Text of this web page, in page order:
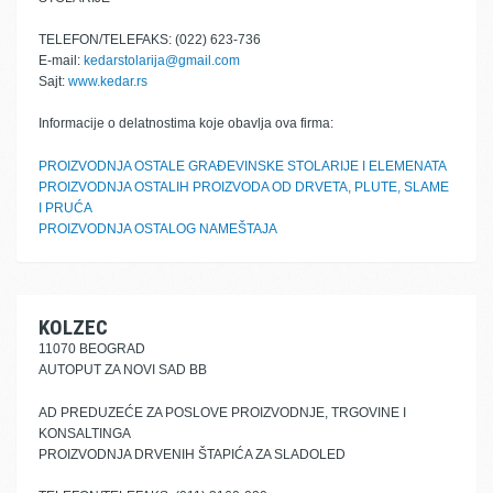
TELEFON/TELEFAKS: (022) 623-736
E-mail: kedarstolarija@gmail.com
Sajt: www.kedar.rs
Informacije o delatnostima koje obavlja ova firma:
PROIZVODNJA OSTALE GRAĐEVINSKE STOLARIJE I ELEMENATA
PROIZVODNJA OSTALIH PROIZVODA OD DRVETA, PLUTE, SLAME
I PRUĆA
PROIZVODNJA OSTALOG NAMEŠTAJA
KOLZEC
11070 BEOGRAD
AUTOPUT ZA NOVI SAD BB
AD PREDUZEĆE ZA POSLOVE PROIZVODNJE, TRGOVINE I
KONSALTINGA
PROIZVODNJA DRVENIH ŠTAPIĆA ZA SLADOLED